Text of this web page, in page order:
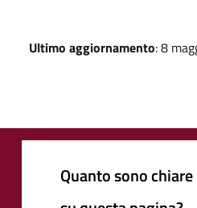
Ultimo aggiornamento: 8
Quanto sono